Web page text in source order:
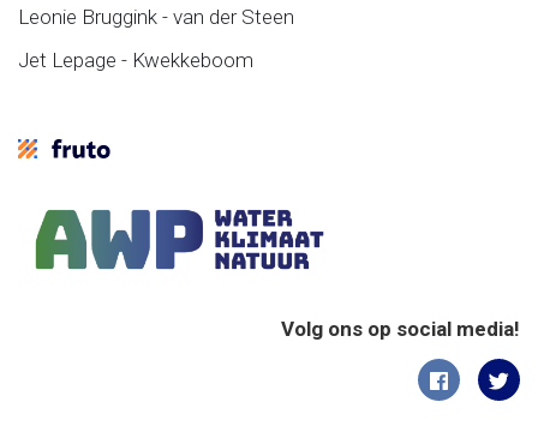
Leonie Bruggink - van der Steen
Jet Lepage - Kwekkeboom
Volg ons op social media!